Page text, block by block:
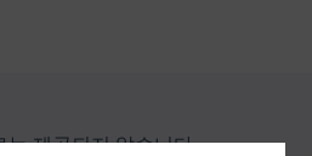
는 제공되지 않습니다